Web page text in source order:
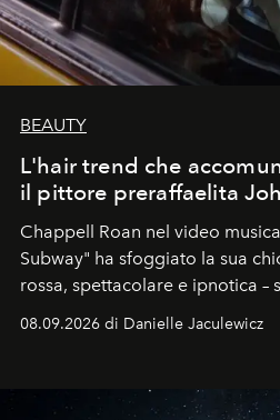
BEAUTY
L'hair trend che
il pittore preraffaelita
Chappell Roan nel video
Subway" ha sfoggiato la sua
rossa, spettacolare e ipnotica –
dell'autunno?
08.09.2026 di Danielle Jaculewicz